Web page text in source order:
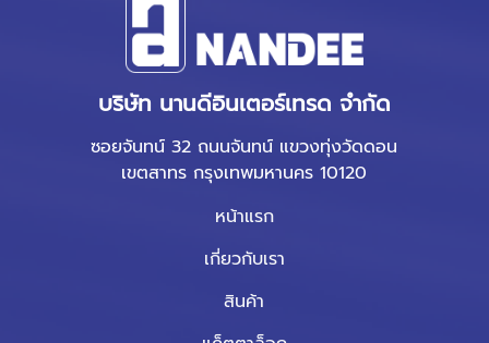
บริษัท นานดีอินเตอร์เทรด จำกัด
ซอยจันทน์ 32 ถนนจันทน์ แขวงทุ่งวัดดอน
เขตสาทร กรุงเทพมหานคร 10120
หน้าแรก
เกี่ยวกับเรา
สินค้า